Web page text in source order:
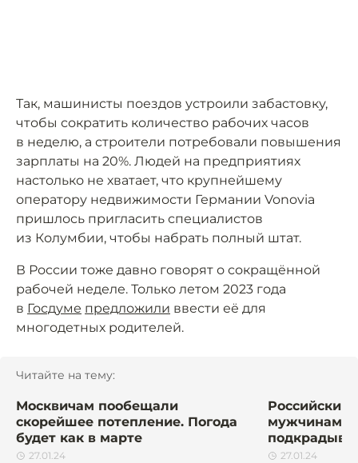
Так, машинисты поездов устроили забастовку,
чтобы сократить количество рабочих часов
в неделю, а строители потребовали повышения
зарплаты на 20%. Людей на предприятиях
настолько не хватает, что крупнейшему
оператору недвижимости Германии Vonovia
пришлось пригласить специалистов
из Колумбии, чтобы набрать полный штат.
В России тоже давно говорят о сокращённой
рабочей неделе. Только летом 2023 года
в Госдуме предложили ввести её для
многодетных родителей.
Читайте на тему:
Москвичам пообещали
скорейшее потепление. Погода
будет как в марте
27.01.24
Российский
мужчинам
27.01.24